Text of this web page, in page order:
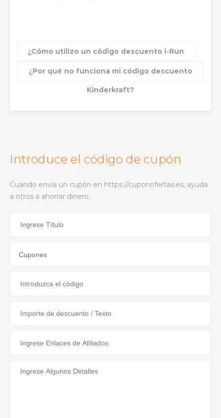
¿Cómo utilizo un código descuento i-Run
¿Por qué no funciona mi código descuento
Kinderkraft?
Introduce el código de cupón
Cuando envía un cupón en https://cuponofertas.es, ayuda
a otros a ahorrar dinero..